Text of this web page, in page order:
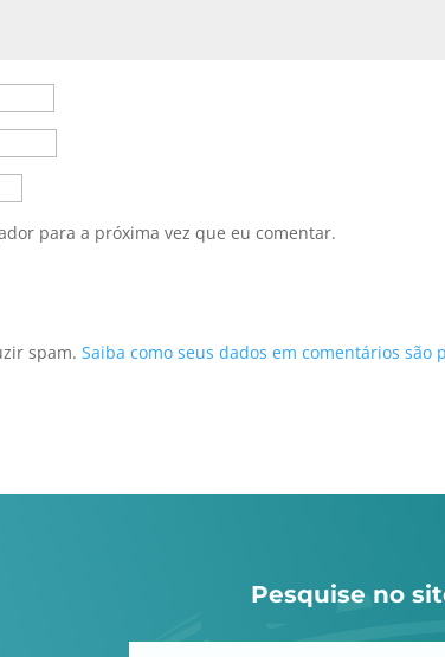
para a próxima vez que eu comentar.
spam.Saiba como seus dados em comentários são
Pesquise no